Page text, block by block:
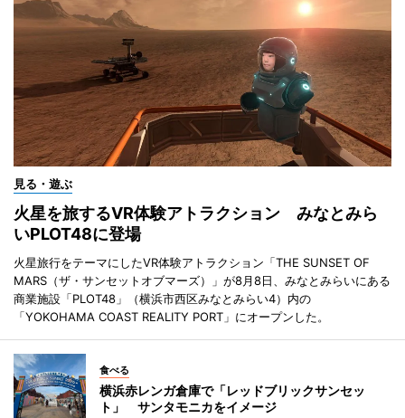
見る・遊ぶ
火星を旅するVR体験アトラクション みなとみら
いPLOT48に登場
火星旅行をテーマにしたVR体験アトラクション「THE SUNSET OF
MARS（ザ・サンセットオブマーズ）」が8月8日、みなとみらいにある
商業施設「PLOT48」（横浜市西区みなとみらい4）内の
「YOKOHAMA COAST REALITY PORT」にオープンした。
食べる
横浜赤レンガ倉庫で「レッドブリックサンセッ
ト」 サンタモニカをイメージ